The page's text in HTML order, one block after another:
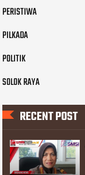
PERISTIWA
PILKADA
POLITIK
SOLOK RAYA
RECENT POST